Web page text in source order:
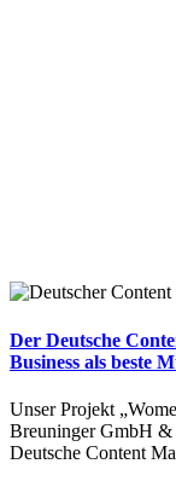
Der Deutsche
Business als beste
Unser Projekt
Breuninger GmbH &
Deutsche Content